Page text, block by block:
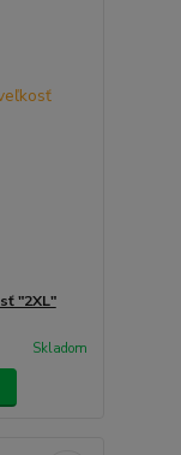
"2XL"
Skladom